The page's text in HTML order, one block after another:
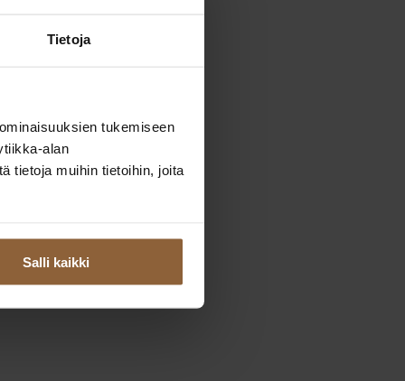
Tietoja
tukemiseen
alan
tietoja muihin tietoihin, joita
Salli kaikki